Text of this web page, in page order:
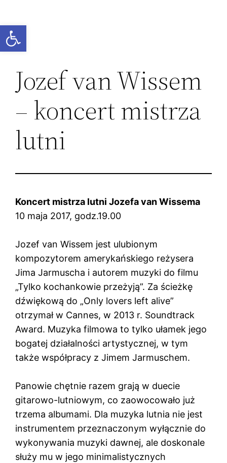
Otwórz pasek narzędzi
do
treści
Jozef van Wissem
– koncert mistrza
lutni
Koncert mistrza lutni Jozefa van Wissema
10 maja 2017, godz.19.00
Jozef van Wissem jest ulubionym
kompozytorem amerykańskiego reżysera
Jima Jarmuscha i autorem muzyki do filmu
„Tylko kochankowie przeżyją”. Za ścieżkę
dźwiękową do „Only lovers left alive”
otrzymał w Cannes, w 2013 r. Soundtrack
Award. Muzyka filmowa to tylko ułamek jego
bogatej działalności artystycznej, w tym
także współpracy z Jimem Jarmuschem.
Panowie chętnie razem grają w duecie
gitarowo-lutniowym, co zaowocowało już
trzema albumami. Dla muzyka lutnia nie jest
instrumentem przeznaczonym wyłącznie do
wykonywania muzyki dawnej, ale doskonale
służy mu w jego minimalistycznych